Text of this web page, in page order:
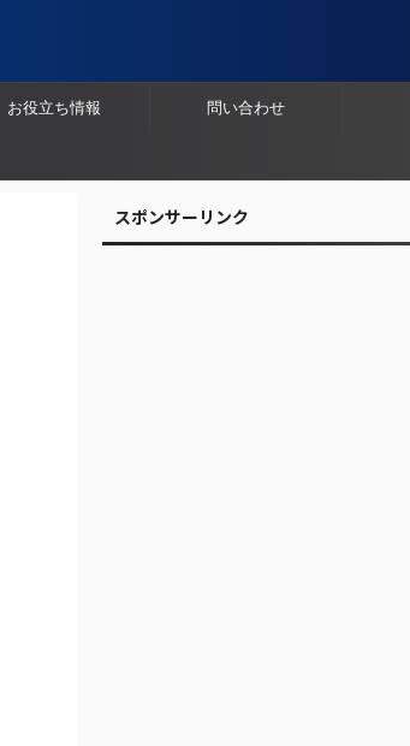
お役立ち情報 問い合わせ
スポンサーリンク